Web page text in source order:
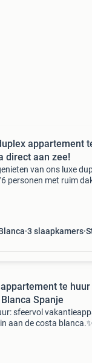
appartement
direct aan zee!
van ons luxe
personen met ruim
3 slaapkamers
te
Spanje
sfeervol
aan de costa